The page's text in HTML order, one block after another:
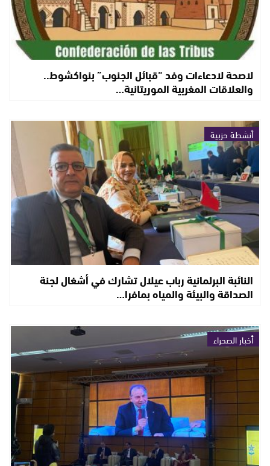
لاصحة لادعاءات وفد “قبائل الجنوب” بنواكشوط..
والعلاقات المغربية الموريتانية…
أنشطة حزبية
النائبة البرلمانية رباب عيلال تشارك في أشغال لجنة
الصداقة والبيئة والمياه بمافرا…
أخبار الصحراء